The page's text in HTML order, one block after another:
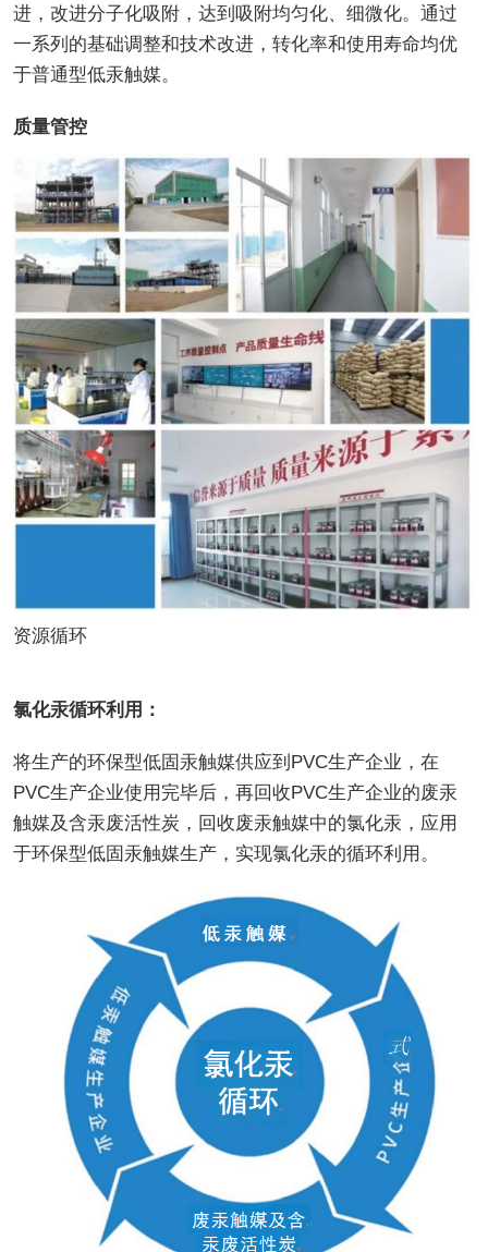
进，改进分子化吸附，达到吸附均匀化、细微化。通过
一系列的基础调整和技术改进，转化率和使用寿命均优
于普通型低汞触媒。
质量管控
资源循环
氯化汞循环利用：
将生产的环保型低固汞触媒供应到PVC生产企业，在
PVC生产企业使用完毕后，再回收PVC生产企业的废汞
触媒及含汞废活性炭，回收废汞触媒中的氯化汞，应用
于环保型低固汞触媒生产，实现氯化汞的循环利用。